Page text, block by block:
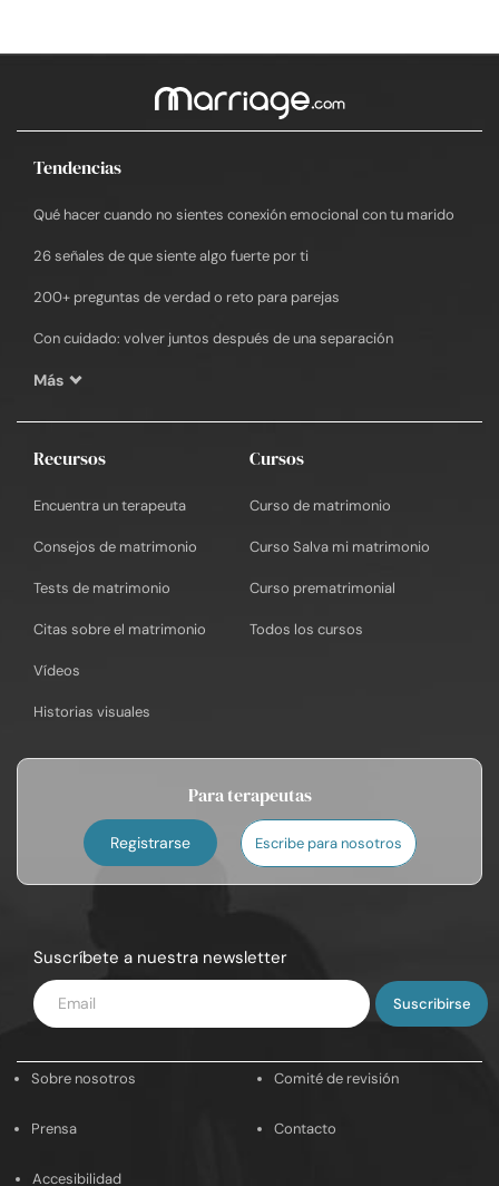
Tendencias
Qué hacer cuando no sientes conexión emocional con tu marido
26 señales de que siente algo fuerte por ti
200+ preguntas de verdad o reto para parejas
Con cuidado: volver juntos después de una separación
Más
Recursos
Encuentra un terapeuta
Consejos de matrimonio
Tests de matrimonio
Citas sobre el matrimonio
Vídeos
Historias visuales
Cursos
Curso de matrimonio
Curso Salva mi matrimonio
Curso prematrimonial
Todos los cursos
Para terapeutas
Registrarse Escribe para nosotros
Suscríbete a nuestra newsletter
Introduce
tu
Sobre nosotros Comité de revisión
Prensa Contacto
Accesibilidad